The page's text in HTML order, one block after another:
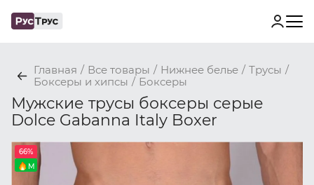
Главная / Все товары / Нижнее белье / Трусы /
Боксеры и хипсы / Боксеры
Мужские трусы боксеры серые
Dolce Gabanna Italy Boxer
66%
M